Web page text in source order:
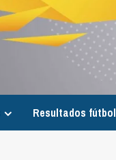
Resultados fútbol